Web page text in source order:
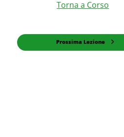
Torna a Corso
Prossima Lezione